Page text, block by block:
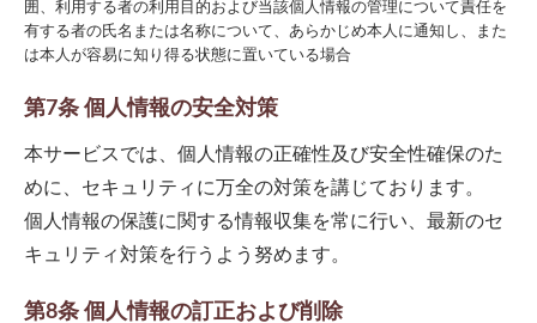
囲、利用する者の利用目的および当該個人情報の管理について責任を
有する者の氏名または名称について、あらかじめ本人に通知し、また
は本人が容易に知り得る状態に置いている場合
第7条 個人情報の安全対策
本サービスでは、個人情報の正確性及び安全性確保のた
めに、セキュリティに万全の対策を講じております。
個人情報の保護に関する情報収集を常に行い、最新のセ
キュリティ対策を行うよう努めます。
第8条 個人情報の訂正および削除